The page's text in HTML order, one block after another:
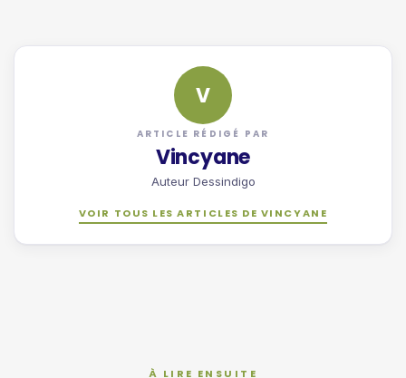
V
ARTICLE RÉDIGÉ PAR
Vincyane
Auteur Dessindigo
VOIR TOUS LES ARTICLES DE VINCYANE